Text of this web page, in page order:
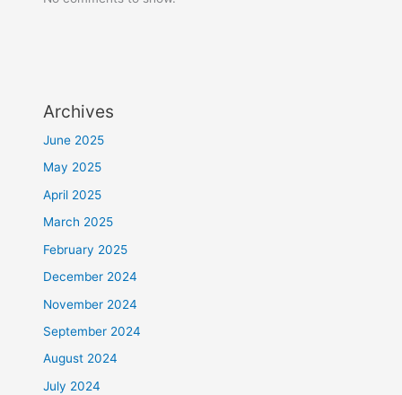
Archives
June 2025
May 2025
April 2025
March 2025
February 2025
December 2024
November 2024
September 2024
August 2024
July 2024